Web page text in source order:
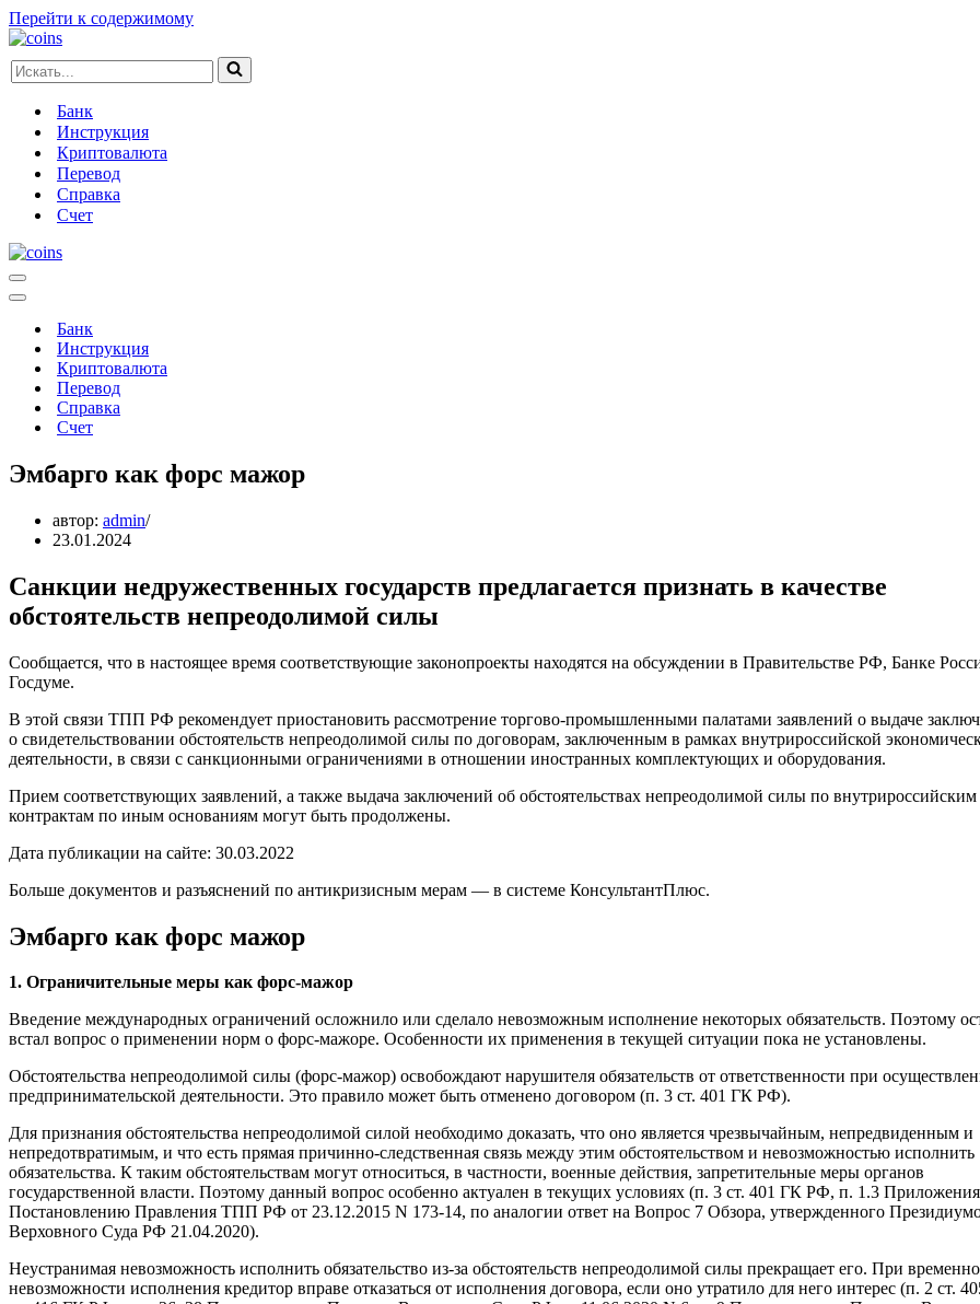
Перейти к содержимому
Искать...
Банк
Инструкция
Криптовалюта
Перевод
Справка
Счет
Меню
навигации
Меню
навигацииБанк
Инструкция
Криптовалюта
Перевод
Справка
Счет
Эмбарго как форс мажор
автор: admin
23.01.2024
Санкции недружественных государств предлагается признать в качестве
обстоятельств непреодолимой силы
Сообщается, что в настоящее время соответствующие законопроекты находятся на обсуждении в Правительстве РФ, Банке
Госдуме.
В этой связи ТПП РФ рекомендует приостановить рассмотрение торгово-промышленными палатами заявлений о выдаче
о свидетельствовании обстоятельств непреодолимой силы по договорам, заключенным в рамках внутрироссийской
деятельности, в связи с санкционными ограничениями в отношении иностранных комплектующих и оборудования.
Прием соответствующих заявлений, а также выдача заключений об обстоятельствах непреодолимой силы по внутрироссийским
контрактам по иным основаниям могут быть продолжены.
Дата публикации на сайте: 30.03.2022
Больше документов и разъяснений по антикризисным мерам — в системе КонсультантПлюс.
Эмбарго как форс мажор
1. Ограничительные меры как форс-мажор
Введение международных ограничений осложнило или сделало невозможным исполнение некоторых обязательств. Поэтому
встал вопрос о применении норм о форс-мажоре. Особенности их применения в текущей ситуации пока не установлены.
Обстоятельства непреодолимой силы (форс-мажор) освобождают нарушителя обязательств от ответственности при
предпринимательской деятельности. Это правило может быть отменено договором (п. 3 ст. 401 ГК РФ).
Для признания обстоятельства непреодолимой силой необходимо доказать, что оно является чрезвычайным, непредвиденным и
непредотвратимым, и что есть прямая причинно-следственная связь между этим обстоятельством и невозможностью исполнить
обязательства. К таким обстоятельствам могут относиться, в частности, военные действия, запретительные меры органов
государственной власти. Поэтому данный вопрос особенно актуален в текущих условиях (п. 3 ст. 401 ГК РФ, п. 1.3
Постановлению Правления ТПП РФ от 23.12.2015 N 173-14, по аналогии ответ на Вопрос 7 Обзора, утвержденного
Верховного Суда РФ 21.04.2020).
Неустранимая невозможность исполнить обязательство из-за обстоятельств непреодолимой силы прекращает его. При
невозможности исполнения кредитор вправе отказаться от исполнения договора, если оно утратило для него интерес (п. 2 ст.